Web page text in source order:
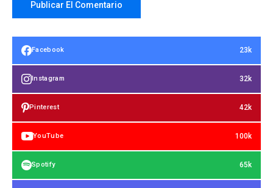
Facebook 23k
Instagram 32k
Pinterest 42k
YouTube 100k
Spotify 65k